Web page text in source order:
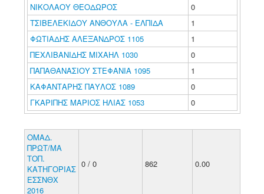
ΝΙΚΟΛΑΟΥ ΘΕΟΔΩΡΟΣ
0
ΤΣΙΒΕΛΕΚΙΔΟΥ ΑΝΘΟΥΛΑ - ΕΛΠΙΔΑ
1
ΦΩΤΙΑΔΗΣ ΑΛΕΞΑΝΔΡΟΣ 1105
1
ΠΕΧΛΙΒΑΝΙΔΗΣ ΜΙΧΑΗΛ 1030
0
ΠΑΠΑΘΑΝΑΣΙΟΥ ΣΤΕΦΑΝΙΑ 1095
1
ΚΑΦΑΝΤΑΡΗΣ ΠΑΥΛΟΣ 1089
0
ΓΚΑΡΙΠΗΣ ΜΑΡΙΟΣ ΗΛΙΑΣ 1053
0
ΟΜΑΔ.
ΠΡΩΤ/ΜΑ
ΤΟΠ.
ΚΑΤΗΓΟΡΙΑΣ
ΕΣΣΝΘΧ
2016
0 / 0 862 0.00